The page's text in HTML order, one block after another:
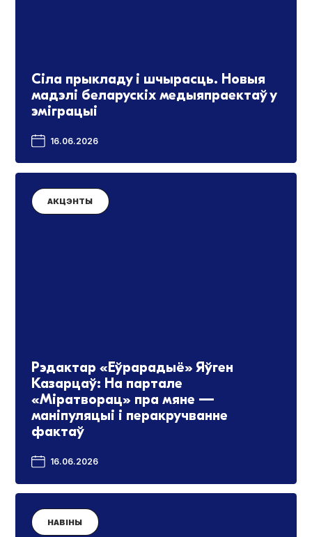
Сіла прыкладу і шчырасць. Новыя
мадэлі беларускіх медыяпраектаў у
эміграцыі
16.06.2026
АКЦЭНТЫ
Рэдактар «Еўрарадыё» Яўген
Казарцаў: На партале
«Міратворац» пра мяне —
маніпуляцыі і перакручванне
фактаў
16.06.2026
НАВІНЫ